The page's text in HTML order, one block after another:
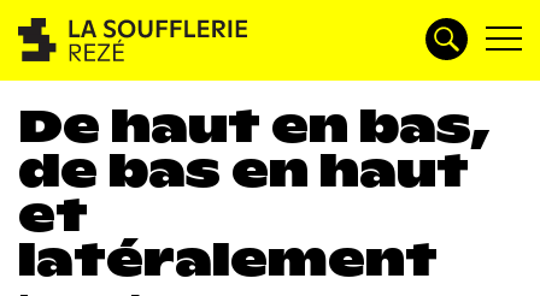
De haut en bas,
de bas en haut
et
latéralement